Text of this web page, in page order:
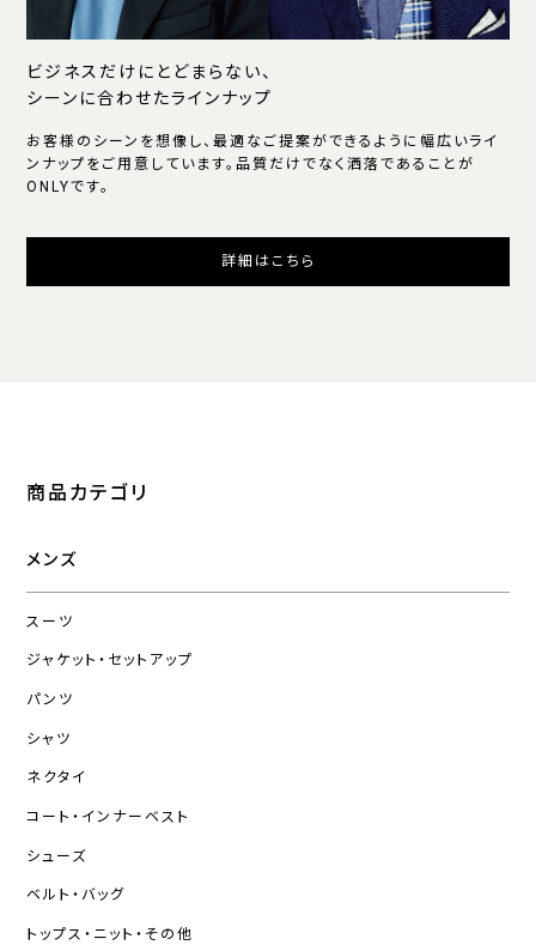
ビジネスだけにとどまらない、
シーンに合わせたラインナップ
お客様のシーンを想像し、最適なご提案ができるように幅広いライ
ンナップをご用意しています。品質だけでなく洒落であることが
ONLYです。
詳細はこちら
商品カテゴリ
メンズ
スーツ
ジャケット・セットアップ
パンツ
シャツ
ネクタイ
コート・インナーベスト
シューズ
ベルト・バッグ
トップス・ニット・その他